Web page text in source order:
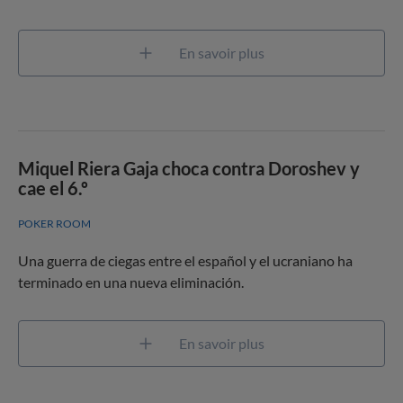
En savoir plus
Miquel Riera Gaja choca contra Doroshev y
cae el 6.º
POKER ROOM
Una guerra de ciegas entre el español y el ucraniano ha
terminado en una nueva eliminación.
En savoir plus